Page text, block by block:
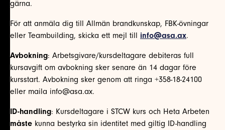
gärna.
För att anmäla dig till Allmän brandkunskap, FBK-övningar
eller Teambuilding, skicka ett mejl till info@asa.ax.
Avbokning: Arbetsgivare/kursdeltagare debiteras full
kursavgift om avbokning sker senare än 14 dagar före
kursstart. Avbokning sker genom att ringa +358-18-24100
eller maila info@asa.ax.
ID-handling: Kursdeltagare i STCW kurs och Heta Arbeten
måste kunna bestyrka sin identitet med giltig ID-handling